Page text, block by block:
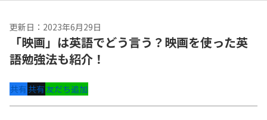
更新日：2023年6月29日
「映画」は英語でどう言う？映画を使った英
語勉強法も紹介！
共有共有友だち追加